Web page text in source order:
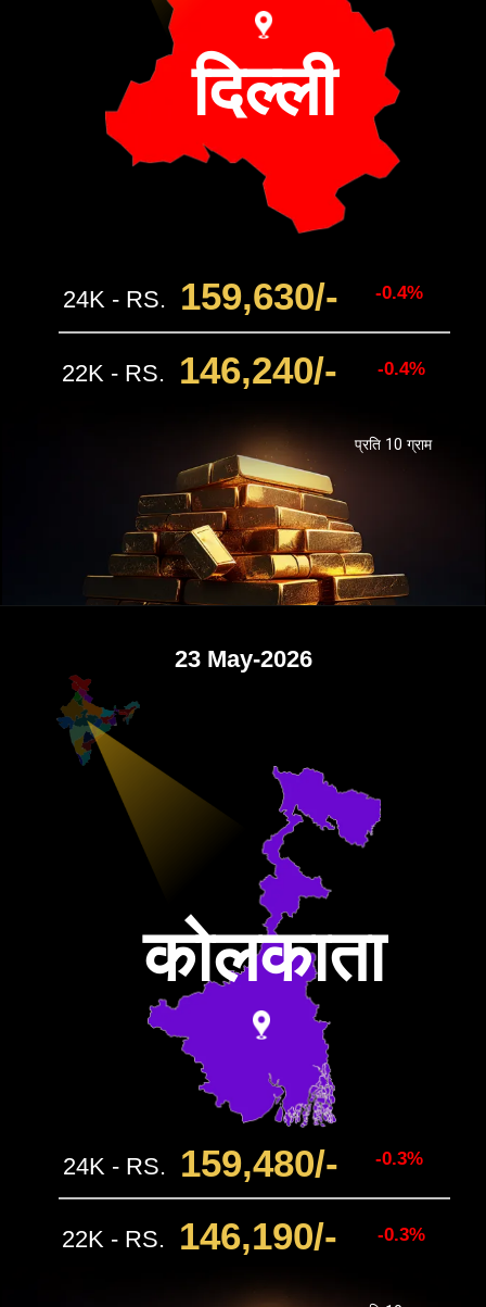
24K - RS. -0.4%
159,630/-
22K - RS. -0.4%
146,240/-
दिल्ली
प्रति 10 ग्राम
23 May-2026
24K - RS. -0.3%
159,480/-
22K - RS. -0.3%
146,190/-
कोलकाता